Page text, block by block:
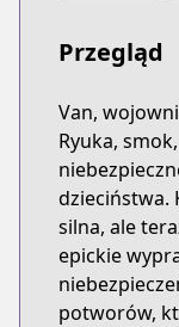
Przegląd
Van,
Ryuka,
dzieciństwa.
silna, ale
epickie
potworów,